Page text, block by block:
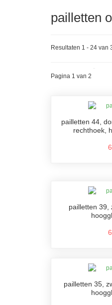
pailletten
Resultaten 1 - 24 van
Pagina 1 van 2
pailletten 44,
rechthoek,
pailletten 39,
pailletten 35,